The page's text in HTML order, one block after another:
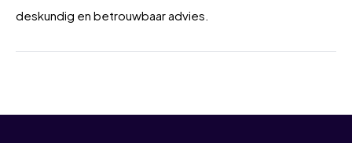
deskundig en betrouwbaar advies.